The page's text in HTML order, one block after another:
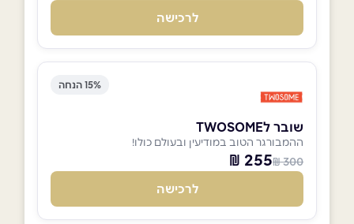
לרכישה
15% הנחה
שובר לTWOSOME
ההמבורגר הטוב במודיעין ובעולם כולו!
300 ₪
255 ₪
לרכישה